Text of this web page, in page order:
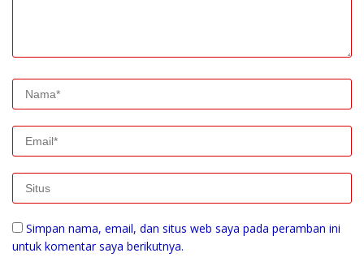
Simpan nama, email, dan situs web saya pada peramban ini
untuk komentar saya berikutnya.